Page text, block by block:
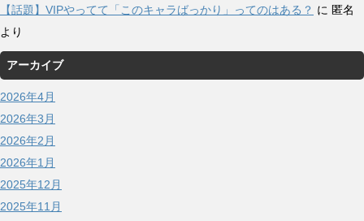
【話題】VIPやってて「このキャラばっかり」ってのはある？ に 匿名
より
アーカイブ
2026年4月
2026年3月
2026年2月
2026年1月
2025年12月
2025年11月